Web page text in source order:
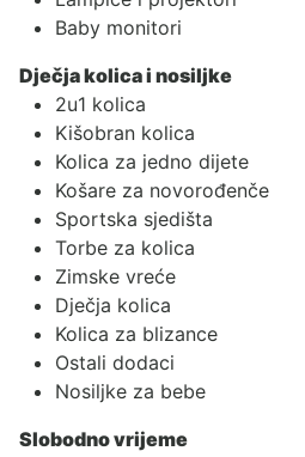
Baby monitori
Dječja kolica i nosiljke
2u1 kolica
Kišobran kolica
Kolica za jedno dijete
Košare za novorođenče
Sportska sjedišta
Torbe za kolica
Zimske vreće
Dječja kolica
Kolica za blizance
Ostali dodaci
Nosiljke za bebe
Slobodno vrijeme